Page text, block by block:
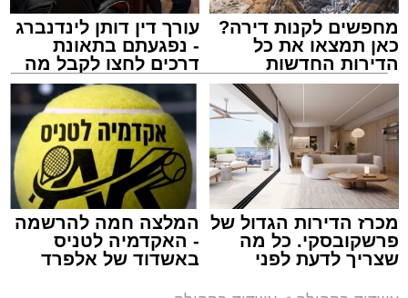
מחפשים לקנות דירה?
כאן תמצאו את כל
הדירות החדשות
למכירה באשדוד >>>
עורך דין דותן לינדנברג
- נפגעתם בתאונת
דרכים לחצו לקבל מה
שמגיע לכם
מכרז הדירות הגדול של
פרשקובסקי. כל מה
שצריך לדעת לפני
המלצה חמה להרשמה
- האקדמיה לטניס
באשדוד של אלפרד